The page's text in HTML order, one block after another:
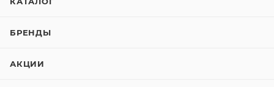
БРЕНДЫ
АКЦИИ